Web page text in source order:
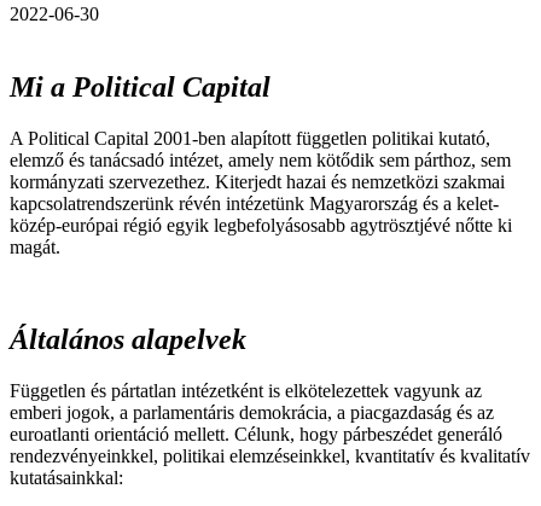
2022-06-30
Mi a Political Capital
A Political Capital 2001-ben alapított független politikai kutató,
elemző és tanácsadó intézet, amely nem kötődik sem párthoz, sem
kormányzati szervezethez. Kiterjedt hazai és nemzetközi szakmai
kapcsolatrendszerünk révén intézetünk Magyarország és a kelet-
közép-európai régió egyik legbefolyásosabb agytrösztjévé nőtte ki
magát.
Általános alapelvek
Független és pártatlan intézetként is elkötelezettek vagyunk az
emberi jogok, a parlamentáris demokrácia, a piacgazdaság és az
euroatlanti orientáció mellett. Célunk, hogy párbeszédet generáló
rendezvényeinkkel, politikai elemzéseinkkel, kvantitatív és kvalitatív
kutatásainkkal: